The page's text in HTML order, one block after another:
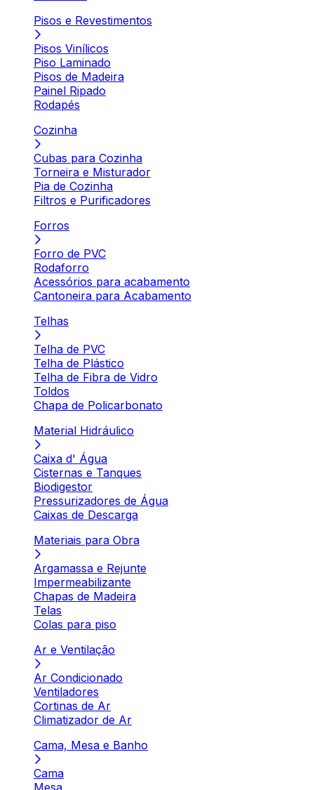
Pisos e Revestimentos
Pisos Vinílicos
Piso Laminado
Pisos de Madeira
Painel Ripado
Rodapés
Cozinha
Cubas para Cozinha
Torneira e Misturador
Pia de Cozinha
Filtros e Purificadores
Forros
Forro de PVC
Rodaforro
Acessórios para acabamento
Cantoneira para Acabamento
Telhas
Telha de PVC
Telha de Plástico
Telha de Fibra de Vidro
Toldos
Chapa de Policarbonato
Material Hidráulico
Caixa d' Água
Cisternas e Tanques
Biodigestor
Pressurizadores de Água
Caixas de Descarga
Materiais para Obra
Argamassa e Rejunte
Impermeabilizante
Chapas de Madeira
Telas
Colas para piso
Ar e Ventilação
Ar Condicionado
Ventiladores
Cortinas de Ar
Climatizador de Ar
Cama, Mesa e Banho
Cama
Mesa